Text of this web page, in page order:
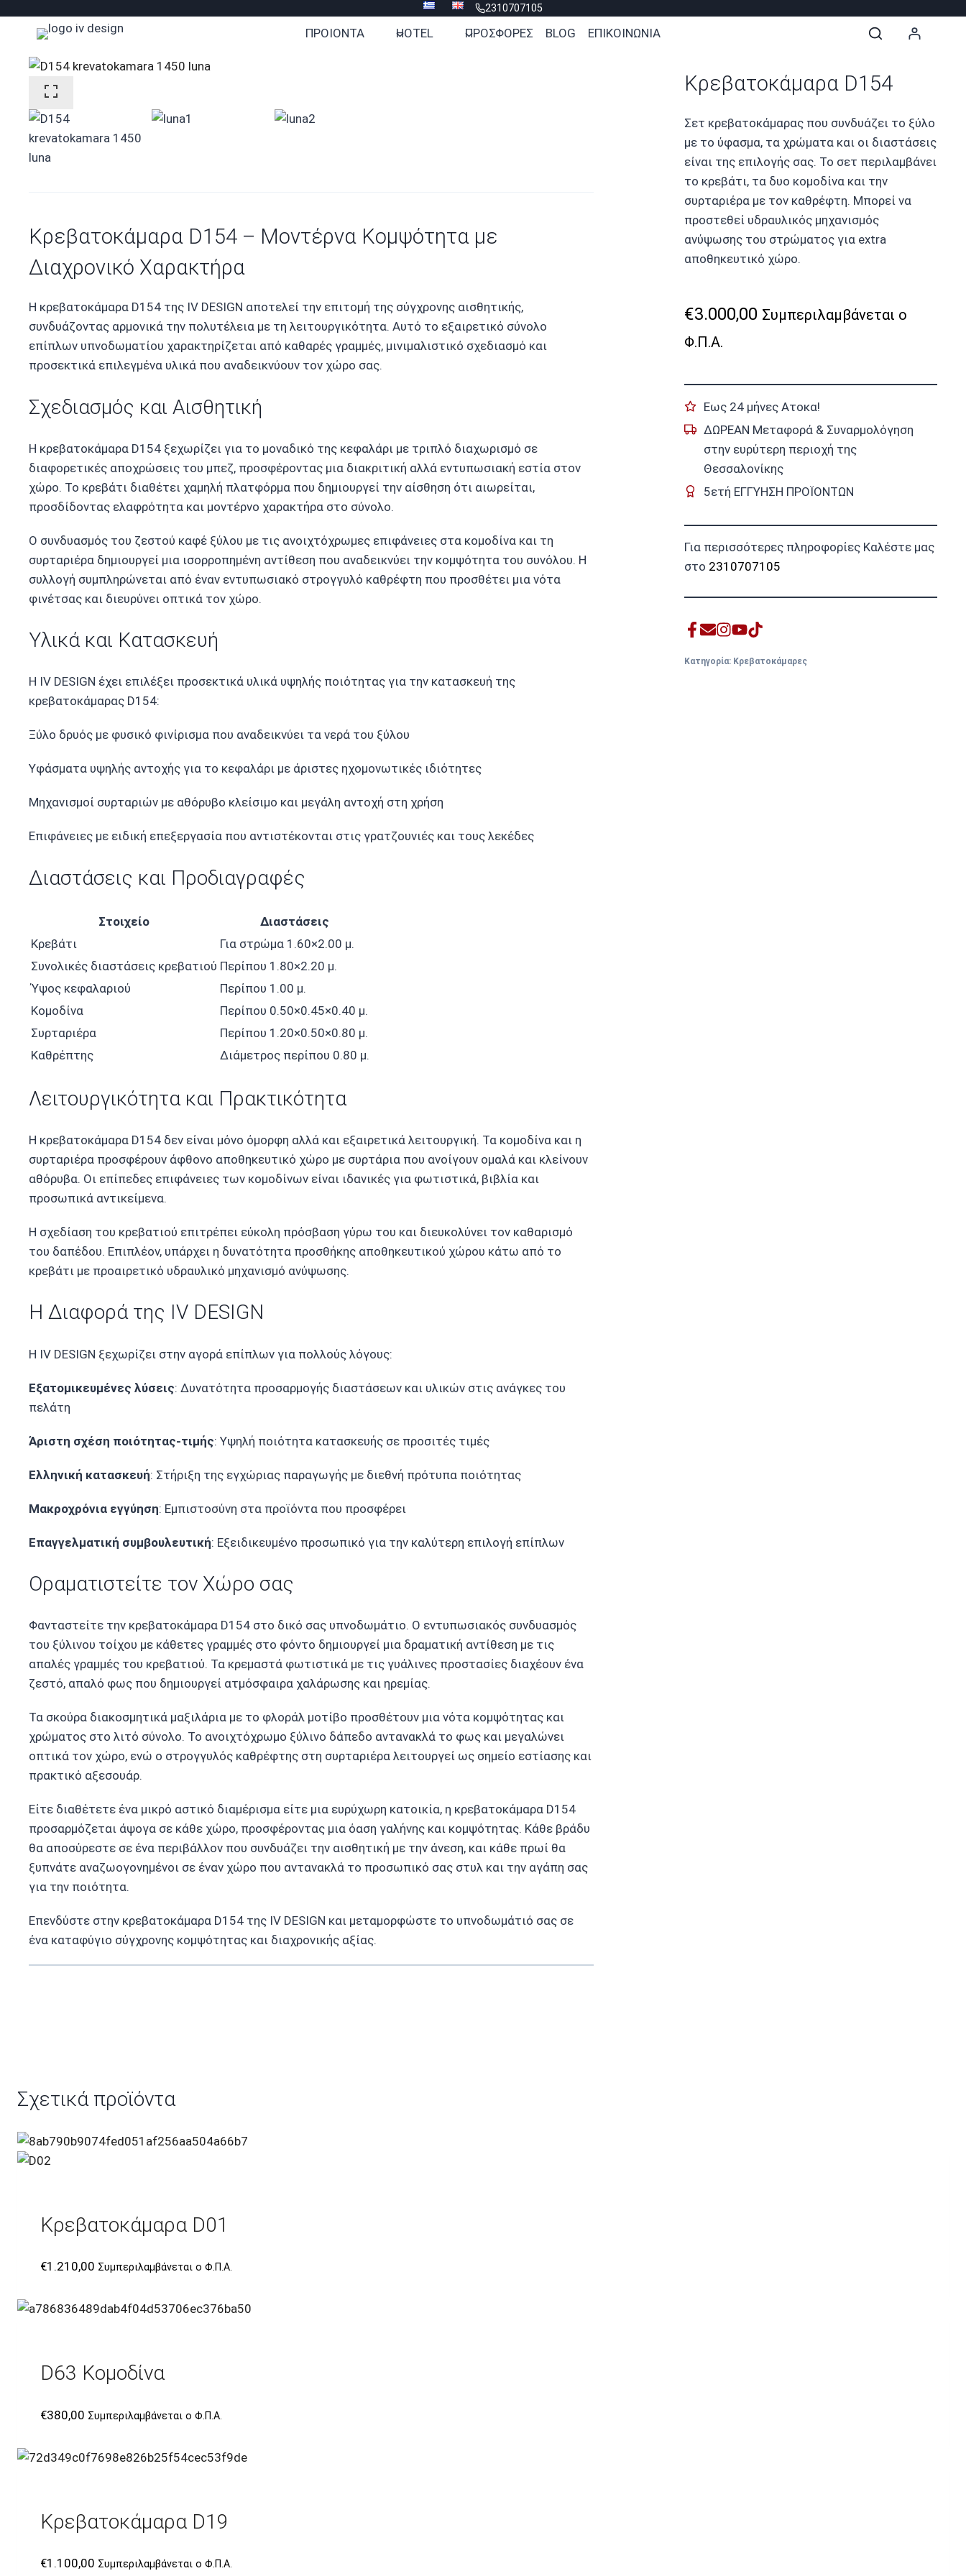
2310707105
ΠΡΟΙΟΝΤΑ HOTEL ΠΡΟΣΦΟΡΕΣ BLOG ΕΠΙΚΟΙΝΩΝΙΑ
Κρεβατοκάμαρα D154 – Μοντέρνα Κομψότητα με
Διαχρονικό Χαρακτήρα
Η κρεβατοκάμαρα D154 της IV DESIGN αποτελεί την επιτομή της σύγχρονης αισθητικής,
συνδυάζοντας αρμονικά την πολυτέλεια με τη λειτουργικότητα. Αυτό το εξαιρετικό σύνολο
επίπλων υπνοδωματίου χαρακτηρίζεται από καθαρές γραμμές, μινιμαλιστικό σχεδιασμό και
προσεκτικά επιλεγμένα υλικά που αναδεικνύουν τον χώρο σας.
Σχεδιασμός και Αισθητική
Η κρεβατοκάμαρα D154 ξεχωρίζει για το μοναδικό της κεφαλάρι με τριπλό διαχωρισμό σε
διαφορετικές αποχρώσεις του μπεζ, προσφέροντας μια διακριτική αλλά εντυπωσιακή εστία στον
χώρο. Το κρεβάτι διαθέτει χαμηλή πλατφόρμα που δημιουργεί την αίσθηση ότι αιωρείται,
προσδίδοντας ελαφρότητα και μοντέρνο χαρακτήρα στο σύνολο.
Ο συνδυασμός του ζεστού καφέ ξύλου με τις ανοιχτόχρωμες επιφάνειες στα κομοδίνα και τη
συρταριέρα δημιουργεί μια ισορροπημένη αντίθεση που αναδεικνύει την κομψότητα του συνόλου. Η
συλλογή συμπληρώνεται από έναν εντυπωσιακό στρογγυλό καθρέφτη που προσθέτει μια νότα
φινέτσας και διευρύνει οπτικά τον χώρο.
Υλικά και Κατασκευή
Η IV DESIGN έχει επιλέξει προσεκτικά υλικά υψηλής ποιότητας για την κατασκευή της
κρεβατοκάμαρας D154:
Ξύλο δρυός με φυσικό φινίρισμα που αναδεικνύει τα νερά του ξύλου
Υφάσματα υψηλής αντοχής για το κεφαλάρι με άριστες ηχομονωτικές ιδιότητες
Μηχανισμοί συρταριών με αθόρυβο κλείσιμο και μεγάλη αντοχή στη χρήση
Επιφάνειες με ειδική επεξεργασία που αντιστέκονται στις γρατζουνιές και τους λεκέδες
Διαστάσεις και Προδιαγραφές
Στοιχείο
Διαστάσεις
Κρεβάτι
Για στρώμα 1.60×2.00 μ.
Συνολικές διαστάσεις κρεβατιού Περίπου 1.80×2.20 μ.
Ύψος κεφαλαριού
Περίπου 1.00 μ.
Κομοδίνα
Περίπου 0.50×0.45×0.40 μ.
Συρταριέρα
Περίπου 1.20×0.50×0.80 μ.
Καθρέπτης
Διάμετρος περίπου 0.80 μ.
Λειτουργικότητα και Πρακτικότητα
Η κρεβατοκάμαρα D154 δεν είναι μόνο όμορφη αλλά και εξαιρετικά λειτουργική. Τα κομοδίνα και η
συρταριέρα προσφέρουν άφθονο αποθηκευτικό χώρο με συρτάρια που ανοίγουν ομαλά και κλείνουν
αθόρυβα. Οι επίπεδες επιφάνειες των κομοδίνων είναι ιδανικές για φωτιστικά, βιβλία και
προσωπικά αντικείμενα.
Η σχεδίαση του κρεβατιού επιτρέπει εύκολη πρόσβαση γύρω του και διευκολύνει τον καθαρισμό
του δαπέδου. Επιπλέον, υπάρχει η δυνατότητα προσθήκης αποθηκευτικού χώρου κάτω από το
κρεβάτι με προαιρετικό υδραυλικό μηχανισμό ανύψωσης.
Η Διαφορά της IV DESIGN
Η IV DESIGN ξεχωρίζει στην αγορά επίπλων για πολλούς λόγους:
Εξατομικευμένες λύσεις: Δυνατότητα προσαρμογής διαστάσεων και υλικών στις ανάγκες του
πελάτη
Άριστη σχέση ποιότητας-τιμής: Υψηλή ποιότητα κατασκευής σε προσιτές τιμές
Ελληνική κατασκευή: Στήριξη της εγχώριας παραγωγής με διεθνή πρότυπα ποιότητας
Μακροχρόνια εγγύηση: Εμπιστοσύνη στα προϊόντα που προσφέρει
Επαγγελματική συμβουλευτική: Εξειδικευμένο προσωπικό για την καλύτερη επιλογή επίπλων
Οραματιστείτε τον Χώρο σας
Φανταστείτε την κρεβατοκάμαρα D154 στο δικό σας υπνοδωμάτιο. Ο εντυπωσιακός συνδυασμός
του ξύλινου τοίχου με κάθετες γραμμές στο φόντο δημιουργεί μια δραματική αντίθεση με τις
απαλές γραμμές του κρεβατιού. Τα κρεμαστά φωτιστικά με τις γυάλινες προστασίες διαχέουν ένα
ζεστό, απαλό φως που δημιουργεί ατμόσφαιρα χαλάρωσης και ηρεμίας.
Τα σκούρα διακοσμητικά μαξιλάρια με το φλοράλ μοτίβο προσθέτουν μια νότα κομψότητας και
χρώματος στο λιτό σύνολο. Το ανοιχτόχρωμο ξύλινο δάπεδο αντανακλά το φως και μεγαλώνει
οπτικά τον χώρο, ενώ ο στρογγυλός καθρέφτης στη συρταριέρα λειτουργεί ως σημείο εστίασης και
πρακτικό αξεσουάρ.
Είτε διαθέτετε ένα μικρό αστικό διαμέρισμα είτε μια ευρύχωρη κατοικία, η κρεβατοκάμαρα D154
προσαρμόζεται άψογα σε κάθε χώρο, προσφέροντας μια όαση γαλήνης και κομψότητας. Κάθε βράδυ
θα αποσύρεστε σε ένα περιβάλλον που συνδυάζει την αισθητική με την άνεση, και κάθε πρωί θα
ξυπνάτε αναζωογονημένοι σε έναν χώρο που αντανακλά το προσωπικό σας στυλ και την αγάπη σας
για την ποιότητα.
Επενδύστε στην κρεβατοκάμαρα D154 της IV DESIGN και μεταμορφώστε το υπνοδωμάτιό σας σε
ένα καταφύγιο σύγχρονης κομψότητας και διαχρονικής αξίας.
Κρεβατοκάμαρα D154
Σετ κρεβατοκάμαρας που συνδυάζει το ξύλο
με το ύφασμα, τα χρώματα και οι διαστάσεις
είναι της επιλογής σας. Το σετ περιλαμβάνει
το κρεβάτι, τα δυο κομοδίνα και την
συρταριέρα με τον καθρέφτη. Μπορεί να
προστεθεί υδραυλικός μηχανισμός
ανύψωσης του στρώματος για extra
αποθηκευτικό χώρο.
€3.000,00 Συμπεριλαμβάνεται ο
Φ.Π.Α.
Εως 24 μήνες Ατοκα!
ΔΩΡΕΑΝ Μεταφορά & Συναρμολόγηση
στην ευρύτερη περιοχή της
Θεσσαλονίκης
5ετή ΕΓΓΥΗΣΗ ΠΡΟΪΟΝΤΩΝ
Για περισσότερες πληροφορίες Καλέστε μας
στο 2310707105
Κατηγορία: Κρεβατοκάμαρες
Σχετικά προϊόντα
Κρεβατοκάμαρα D01
€1.210,00 Συμπεριλαμβάνεται ο Φ.Π.Α.
D63 Κομοδίνα
€380,00 Συμπεριλαμβάνεται ο Φ.Π.Α.
Κρεβατοκάμαρα D19
€1.100,00 Συμπεριλαμβάνεται ο Φ.Π.Α.